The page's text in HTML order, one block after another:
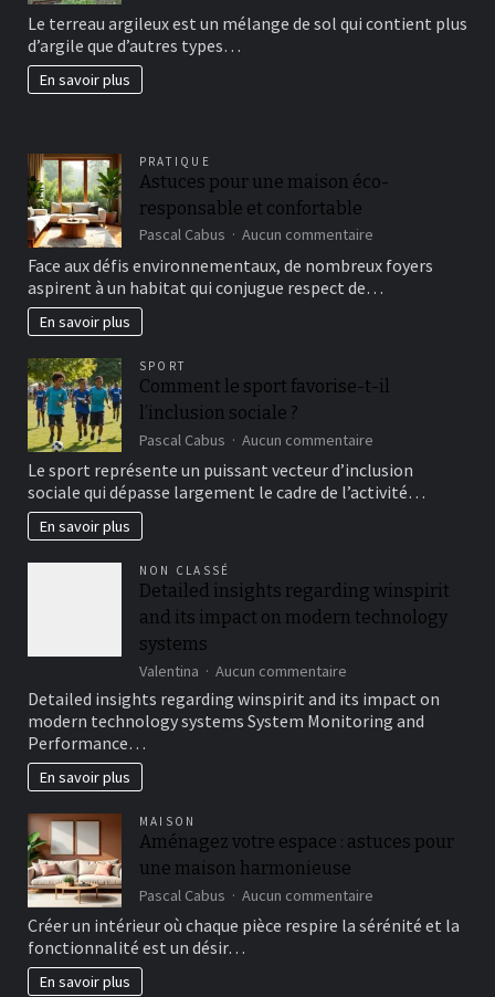
un
Le terreau argileux est un mélange de sol qui contient plus
d’argile que d’autres types…
En savoir plus
PRATIQUE
Astuces pour une maison éco-
responsable et confortable
Pascal Cabus Aucun commentaire
pour
une
confortable
Face aux défis environnementaux, de nombreux foyers
aspirent à un habitat qui conjugue respect de…
En savoir plus
SPORT
Comment le sport favorise-t-il
l’inclusion sociale ?
Pascal Cabus Aucun commentaire
le
sport
sociale
?
Le sport représente un puissant vecteur d’inclusion
sociale qui dépasse largement le cadre de l’activité…
En savoir plus
NON CLASSÉ
Detailed insights regarding winspirit
and its impact on modern technology
systems
Valentina Aucun commentaire
Detailed
insights
regarding
modern
technology
systems
Detailed insights regarding winspirit and its impact on
modern technology systems System Monitoring and
Performance…
En savoir plus
MAISON
Aménagez votre espace : astuces pour
une maison harmonieuse
Pascal Cabus Aucun commentaire
Aménagez
votre
Créer un intérieur où chaque pièce respire la sérénité et la
fonctionnalité est un désir…
En savoir plus